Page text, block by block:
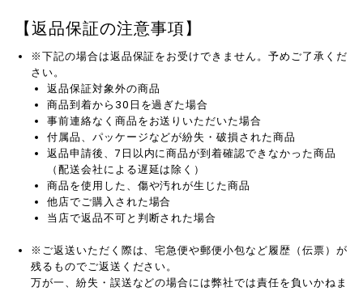
【返品保証の注意事項】
※下記の場合は返品保証をお受けできません。予めご了承くだ
さい。
返品保証対象外の商品
商品到着から30日を過ぎた場合
事前連絡なく商品をお送りいただいた場合
付属品、パッケージなどが紛失・破損された商品
返品申請後、7日以内に商品が到着確認できなかった商品
（配送会社による遅延は除く）
商品を使用した、傷や汚れが生じた商品
他店でご購入された場合
当店で返品不可と判断された場合
※ご返送いただく際は、宅急便や郵便小包など履歴（伝票）が
残るものでご返送ください。
万が一、紛失・誤送などの場合には弊社では責任を負いかねま